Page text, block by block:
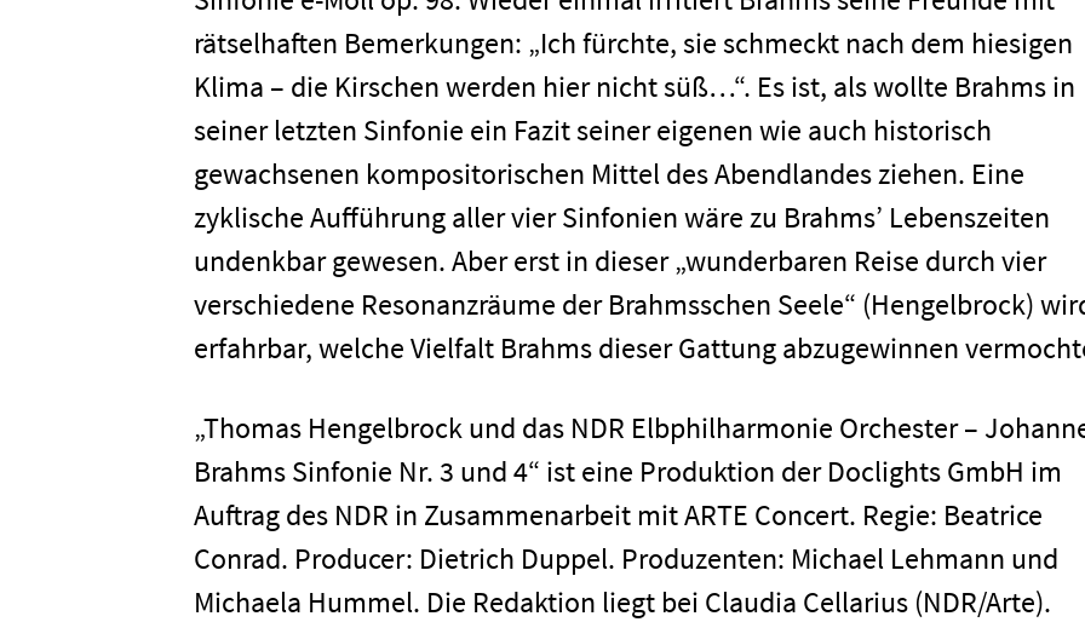
rätselhaften Bemerkungen: „Ich fürchte, sie schmeckt nach dem hiesigen
Klima – die Kirschen werden hier nicht süß…“. Es ist, als wollte Brahms in
seiner letzten Sinfonie ein Fazit seiner eigenen wie auch historisch
gewachsenen kompositorischen Mittel des Abendlandes ziehen. Eine
zyklische Aufführung aller vier Sinfonien wäre zu Brahms’ Lebenszeiten
undenkbar gewesen. Aber erst in dieser „wunderbaren Reise durch vier
verschiedene Resonanzräume der Brahmsschen Seele“ (Hengelbrock)
erfahrbar, welche Vielfalt Brahms dieser Gattung abzugewinnen
„Thomas Hengelbrock und das NDR Elbphilharmonie Orchester –
Brahms Sinfonie Nr. 3 und 4“ ist eine Produktion der Doclights GmbH im
Auftrag des NDR in Zusammenarbeit mit ARTE Concert. Regie: Beatrice
Conrad. Producer: Dietrich Duppel. Produzenten: Michael Lehmann und
Michaela Hummel. Die Redaktion liegt bei Claudia Cellarius (NDR/Arte).
Home
Unternehmen
Presse
Karriere
Kontakt
Newsletter Datenschutz Impressum